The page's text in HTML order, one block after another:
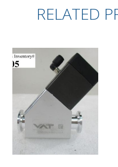
quantity
RELATED